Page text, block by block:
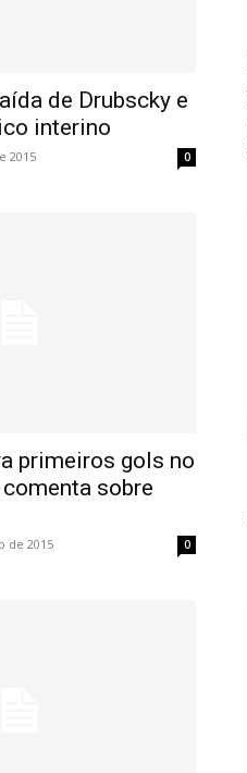
de Drubscky e
interino
2015 0
primeiros gols no
sobre
de 2015 0